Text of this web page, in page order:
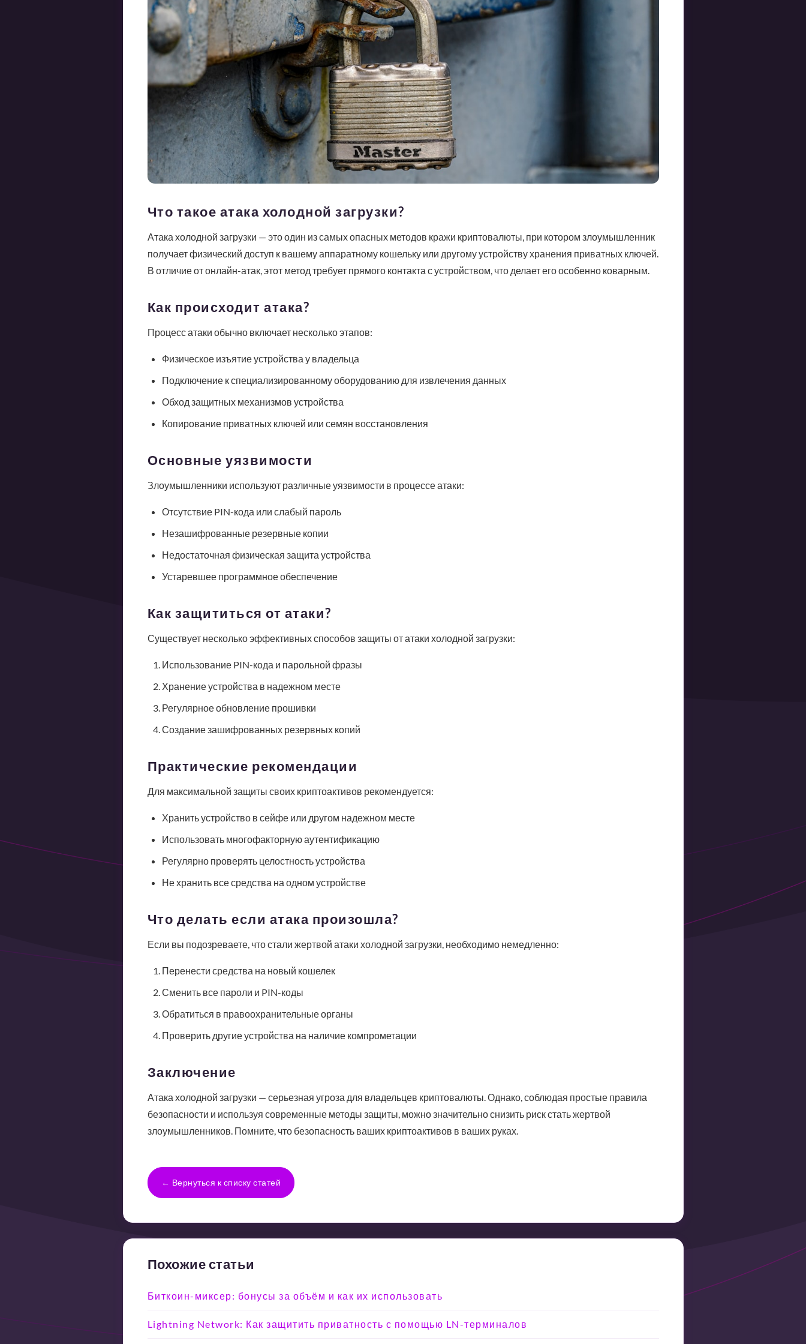
Что такое атака холодной загрузки?
Атака холодной загрузки — это один из самых опасных методов кражи криптовалюты, при котором злоумышленник
получает физический доступ к вашему аппаратному кошельку или другому устройству хранения приватных ключей.
В отличие от онлайн-атак, этот метод требует прямого контакта с устройством, что делает его особенно коварным.
Как происходит атака?
Процесс атаки обычно включает несколько этапов:
Физическое изъятие устройства у владельца
Подключение к специализированному оборудованию для извлечения данных
Обход защитных механизмов устройства
Копирование приватных ключей или семян восстановления
Основные уязвимости
Злоумышленники используют различные уязвимости в процессе атаки:
Отсутствие PIN-кода или слабый пароль
Незашифрованные резервные копии
Недостаточная физическая защита устройства
Устаревшее программное обеспечение
Как защититься от атаки?
Существует несколько эффективных способов защиты от атаки холодной загрузки:
Использование PIN-кода и парольной фразы
Хранение устройства в надежном месте
Регулярное обновление прошивки
Создание зашифрованных резервных копий
Практические рекомендации
Для максимальной защиты своих криптоактивов рекомендуется:
Хранить устройство в сейфе или другом надежном месте
Использовать многофакторную аутентификацию
Регулярно проверять целостность устройства
Не хранить все средства на одном устройстве
Что делать если атака произошла?
Если вы подозреваете, что стали жертвой атаки холодной загрузки, необходимо немедленно:
Перенести средства на новый кошелек
Сменить все пароли и PIN-коды
Обратиться в правоохранительные органы
Проверить другие устройства на наличие компрометации
Заключение
Атака холодной загрузки — серьезная угроза для владельцев криптовалюты. Однако, соблюдая простые правила
безопасности и используя современные методы защиты, можно значительно снизить риск стать жертвой
злоумышленников. Помните, что безопасность ваших криптоактивов в ваших руках.
← Вернуться к списку статей
Похожие статьи
Биткоин-миксер: бонусы за объём и как их использовать
Lightning Network: Как защитить приватность с помощью LN-терминалов